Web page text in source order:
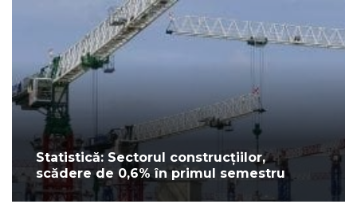
Statistică: Sectorul construcțiilor,
scădere de 0,6% în primul semestru